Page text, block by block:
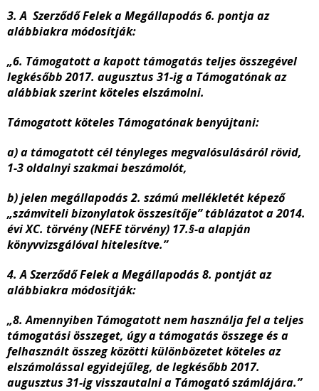
3. A Szerződő Felek a Megállapodás 6. pontja az
alábbiakra módosítják:
„6. Támogatott a kapott támogatás teljes összegével
legkésőbb 2017. augusztus 31-ig a Támogatónak az
alábbiak szerint köteles elszámolni.
Támogatott köteles Támogatónak benyújtani:
a) a támogatott cél tényleges megvalósulásáról rövid,
1-3 oldalnyi szakmai beszámolót,
b) jelen megállapodás 2. számú mellékletét képező
„számviteli bizonylatok összesítője” táblázatot a 2014.
évi XC. törvény (NEFE törvény) 17.§-a alapján
könyvvizsgálóval hitelesítve.”
4. A Szerződő Felek a Megállapodás 8. pontját az
alábbiakra módosítják:
„8. Amennyiben Támogatott nem használja fel a teljes
támogatási összeget, úgy a támogatás összege és a
felhasznált összeg közötti különbözetet köteles az
elszámolással egyidejűleg, de legkésőbb 2017.
augusztus 31-ig visszautalni a Támogató számlájára.”